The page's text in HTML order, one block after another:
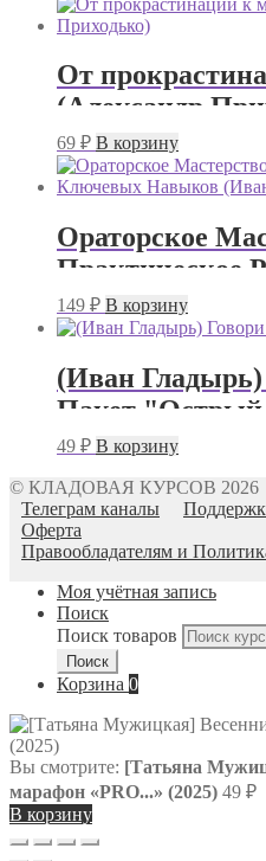
От
(Александр
69 ₽ В корзину
Ораторское
Практическое
Ключевых
Гладырь)
149 ₽ В корзину
(Иван Гладырь)
Пакет
49 ₽ В корзину
© КЛАДОВАЯ КУРСОВ 2026
Телеграм каналы
Оферта
Правообладателям и
Моя учётная запись
Поиск
Поиск товаров
Поиск
Корзина 0
Вы смотрите: [Татьяна
марафон «PRO...» (2025) 49 ₽
В корзину